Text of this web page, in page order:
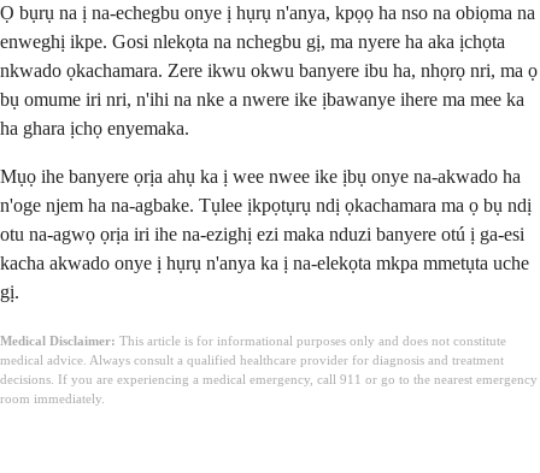
Ọ bụrụ na ị na-echegbu onye ị hụrụ n'anya, kpọọ ha nso na obiọma na
enweghị ikpe. Gosi nlekọta na nchegbu gị, ma nyere ha aka ịchọta
nkwado ọkachamara. Zere ikwu okwu banyere ibu ha, nhọrọ nri, ma ọ
bụ omume iri nri, n'ihi na nke a nwere ike ịbawanye ihere ma mee ka
ha ghara ịchọ enyemaka.
Mụọ ihe banyere ọrịa ahụ ka ị wee nwee ike ịbụ onye na-akwado ha
n'oge njem ha na-agbake. Tụlee ịkpọtụrụ ndị ọkachamara ma ọ bụ ndị
otu na-agwọ ọrịa iri ihe na-ezighị ezi maka nduzi banyere otú ị ga-esi
kacha akwado onye ị hụrụ n'anya ka ị na-elekọta mkpa mmetụta uche
gị.
Medical Disclaimer: This article is for informational purposes only and does not constitute
medical advice. Always consult a qualified healthcare provider for diagnosis and treatment
decisions. If you are experiencing a medical emergency, call 911 or go to the nearest emergency
room immediately.